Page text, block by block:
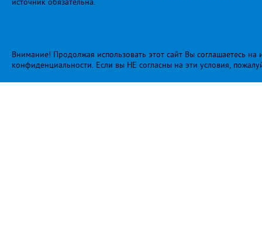
источник обязательна.
Внимание! Продолжая использовать этот сайт Вы соглашаетесь
конфиденциальности. Если вы НЕ согласны на эти условия,